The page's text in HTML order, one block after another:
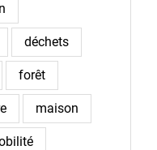
déchets
forêt
maison